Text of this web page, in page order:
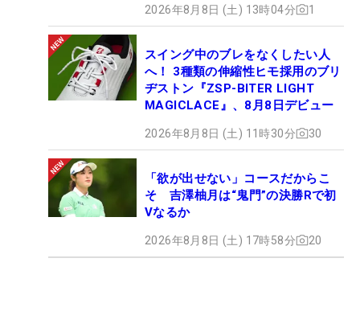
2026年8月8日 (土) 13時04分 1
スイング中のブレをなくしたい人
へ！ 3種類の伸縮性ヒモ採用のブリ
ヂストン『ZSP-BITER LIGHT
MAGICLACE』、8月8日デビュー
2026年8月8日 (土) 11時30分 30
「欲が出せない」コースだからこ
そ 吉澤柚月は“鬼門”の決勝Rで初
Vなるか
2026年8月8日 (土) 17時58分 20